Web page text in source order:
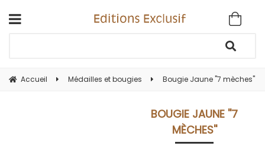
Accueil Médailles et bougies Bougie Jaune ''7 mèches''
BOUGIE JAUNE ''7
MÈCHES''